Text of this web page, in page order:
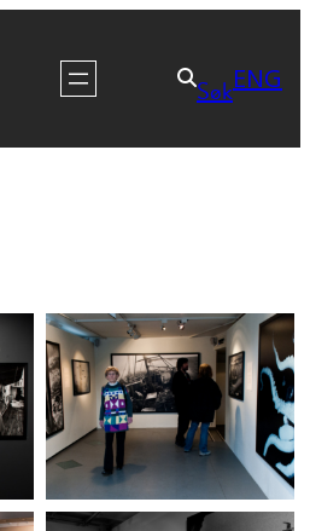
SøkENG